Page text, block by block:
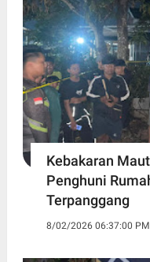
Kebakaran
Penghuni
Terpanggang
8/02/2026 06:37:00 PM